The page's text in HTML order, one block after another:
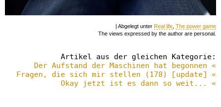
| Abgelegt unter Real life The power game
The views expressed by the author are personal.
Artikel aus der gleichen Kategorie:
Der Aufstand der Maschinen hat begonnen «
Fragen, die sich mir stellen (178) [update] «
Okay jetzt ist es dann so weit... «